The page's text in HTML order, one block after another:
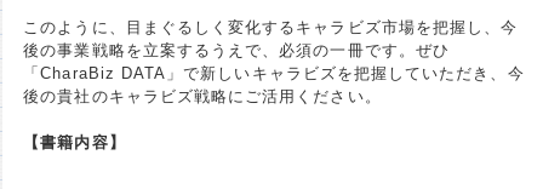
このように、目まぐるしく変化するキャラビズ市場を把握し、今
後の事業戦略を立案するうえで、必須の一冊です。ぜひ
「CharaBiz DATA」で新しいキャラビズを把握していただき、今
後の貴社のキャラビズ戦略にご活用ください。
【書籍内容】